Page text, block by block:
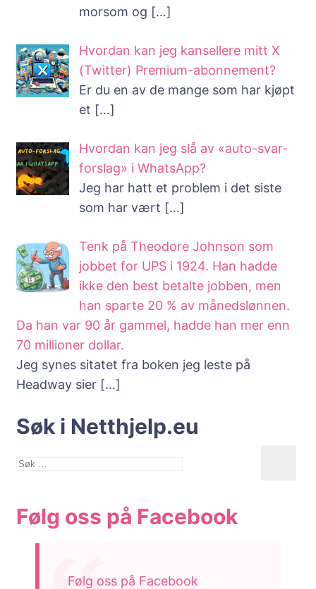
morsom og […]
Hvordan kan jeg kansellere mitt X
(Twitter) Premium-abonnement?
Er du en av de mange som har kjøpt
et […]
Hvordan kan jeg slå av «auto-svar-
forslag» i WhatsApp?
Jeg har hatt et problem i det siste
som har vært […]
Tenk på Theodore Johnson som
jobbet for UPS i 1924. Han hadde
ikke den best betalte jobben, men
han sparte 20 % av månedslønnen.
Da han var 90 år gammel, hadde han mer enn
70 millioner dollar.
Jeg synes sitatet fra boken jeg leste på
Headway sier […]
Søk i Netthjelp.eu
Søk
Følg oss på Facebook
Følg oss på Facebook